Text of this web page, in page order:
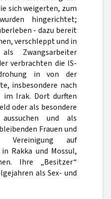
sich weigerten, zum
hingerichtet;
- dazu bereit
verschleppt und in
Zwangsarbeiter
verbrachten die IS-
in von der
insbesondere nach
im Irak. Dort durften
oder als besondere
aussuchen und als
Frauen und
Vereinigung auf
Rakka und Mossul,
Ihre „Besitzer“
als Sex- und